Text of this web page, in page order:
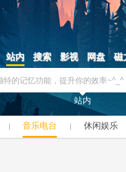
站内 搜索 影视 网盘 磁
站内
音乐电台 休闲娱乐